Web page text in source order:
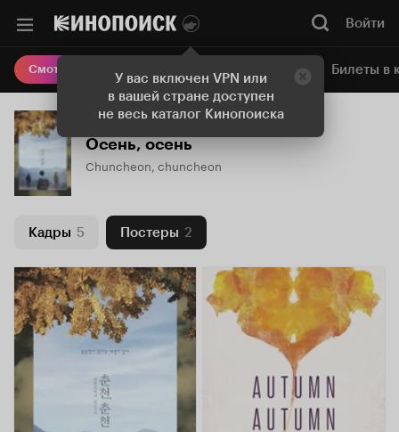
У вас включен VPN или
в вашей стране доступен
не весь каталог Кинопоиска
Войти
Смотреть кино Онлайн-кинотеатр Билеты в
Осень, осень
Chuncheon, chuncheon
Кадры 5 Постеры 2